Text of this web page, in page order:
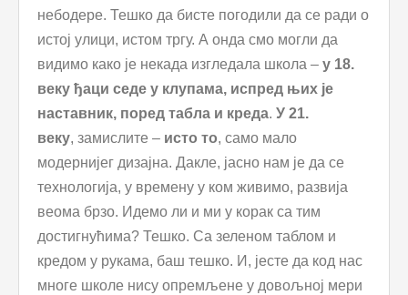
небодере. Тешко да бисте погодили да се ради о
истој улици, истом тргу. А онда смо могли да
видимо како је некада изгледала школа – у 18.
веку ђаци седе у клупама, испред њих је
наставник, поред табла и креда. У 21.
веку, замислите – исто то, само мало
модернијег дизајна. Дакле, јасно нам је да се
технологија, у времену у ком живимо, развија
веома брзо. Идемо ли и ми у корак са тим
достигнућима? Тешко. Са зеленом таблом и
кредом у рукама, баш тешко. И, јесте да код нас
многе школе нису опремљене у довољној мери